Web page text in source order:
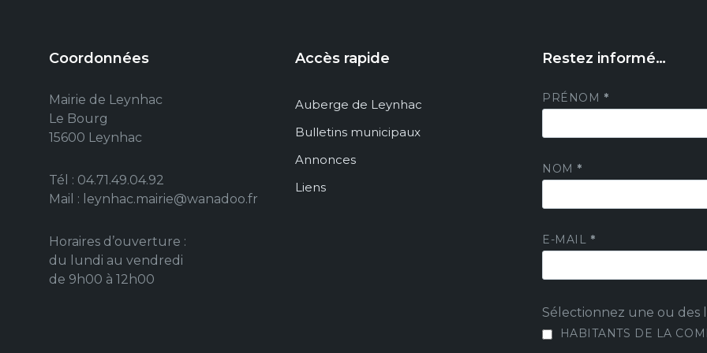
Coordonnées
Mairie de Leynhac
Le Bourg
15600 Leynhac
Tél : 04.71.49.04.92
Mail : leynhac.mairie@wanadoo.fr
Horaires d’ouverture :
du lundi au vendredi
de 9h00 à 12h00
Accès rapide
Auberge de Leynhac
Bulletins municipaux
Annonces
Liens
Restez informé…
PRÉNOM *
NOM *
E-MAIL *
Sélectionnez une ou des
HABITANTS DE LA